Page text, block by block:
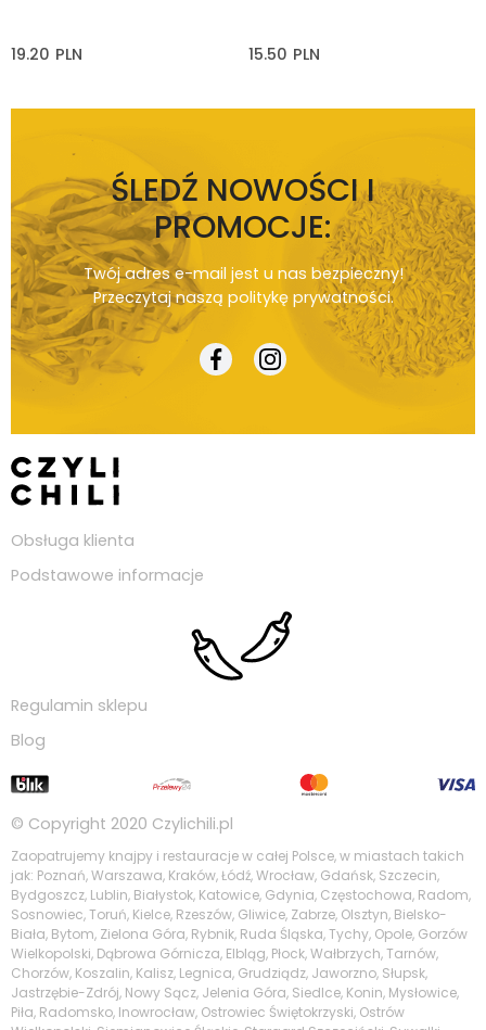
19.20 PLN 15.50 PLN
ŚLEDŹ NOWOŚCI I
PROMOCJE:
Twój adres e-mail jest u nas bezpieczny!
Przeczytaj naszą politykę prywatności.
Obsługa klienta
Podstawowe informacje
Regulamin sklepu
Blog
© Copyright 2020 Czylichili.pl
Zaopatrujemy knajpy i restauracje w całej Polsce, w miastach takich
jak: Poznań, Warszawa, Kraków, Łódź, Wrocław, Gdańsk, Szczecin,
Bydgoszcz, Lublin, Białystok, Katowice, Gdynia, Częstochowa, Radom,
Sosnowiec, Toruń, Kielce, Rzeszów, Gliwice, Zabrze, Olsztyn, Bielsko-
Biała, Bytom, Zielona Góra, Rybnik, Ruda Śląska, Tychy, Opole, Gorzów
Wielkopolski, Dąbrowa Górnicza, Elbląg, Płock, Wałbrzych, Tarnów,
Chorzów, Koszalin, Kalisz, Legnica, Grudziądz, Jaworzno, Słupsk,
Jastrzębie-Zdrój, Nowy Sącz, Jelenia Góra, Siedlce, Konin, Mysłowice,
Piła, Radomsko, Inowrocław, Ostrowiec Świętokrzyski, Ostrów